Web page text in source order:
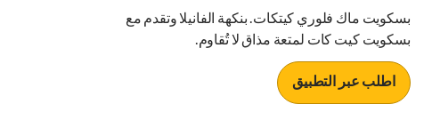
بسكويت ماك فلوري كيتكات. بنكهة الفانيلا وتقدم مع
بسكويت كيت كات لمتعة مذاق لا تُقاوم.
اطلب عبر التطبيق